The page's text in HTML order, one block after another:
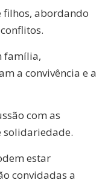
filhos, abordando
família,
a convivência e a
com as
solidariedade.
estar
convidadas a